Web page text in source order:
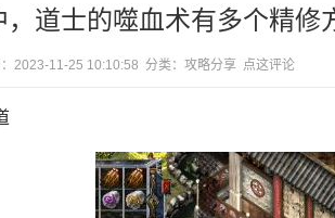
道士的噬血术有多个精修
2023-11-25 10:10:58 分类：攻略分享 点这评论